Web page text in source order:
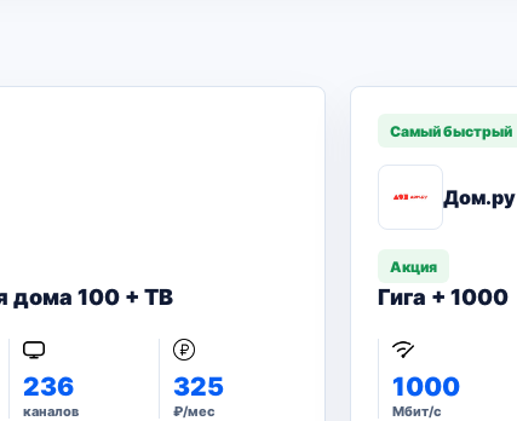
дома 100 + ТВ
236
каналов
325
₽/мес
Самый быстрый
Дом.ру
Акция
Гига + 1000
1000
Мбит/с